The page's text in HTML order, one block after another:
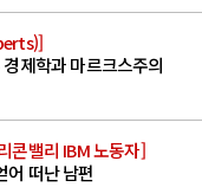
제학과 마르크스주의
콘밸리 IBM 노동자]
떠난 남편